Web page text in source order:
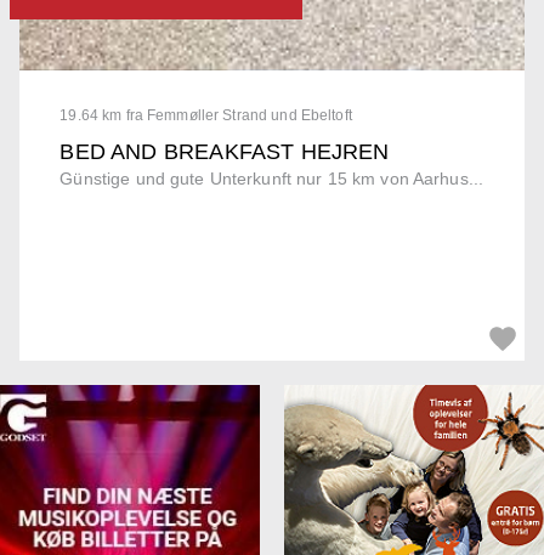
19.64 km fra Femmøller Strand und Ebeltoft
BED AND BREAKFAST HEJREN
Günstige und gute Unterkunft nur 15 km von Aarhus...